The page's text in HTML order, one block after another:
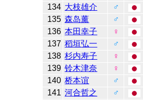
134 大枝雄介 ♂
135 森岛薰 ♂
136 本田幸子 ♀
137 稻垣弘一 ♂
138 杉内寿子 ♀
139 铃木津奈 ♀
140 桥本谊 ♂
141 河合哲之 ♂